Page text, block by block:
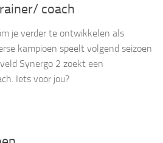
coach
je verder te ontwikkelen als
kampioen speelt volgend seizoen
Synergo 2 zoekt een
Iets voor jou?